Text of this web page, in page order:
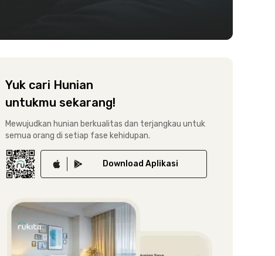
Yuk cari Hunian
untukmu sekarang!
Mewujudkan hunian berkualitas dan terjangkau untuk
semua orang di setiap fase kehidupan.
Download Aplikasi